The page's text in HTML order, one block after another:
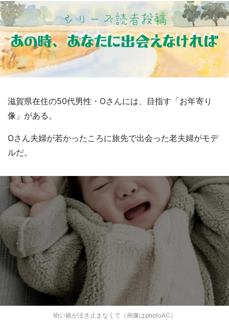
滋賀県在住の50代男性・Oさんには、目指す「お年寄り
像」がある。
Oさん夫婦が若かったころに旅先で出会った老夫婦がモデ
ルだ。
幼い娘が泣き止まなくて（画像はphotoAC）